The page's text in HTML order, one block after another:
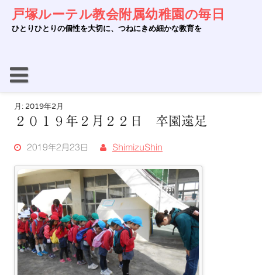
content
戸塚ルーテル教会附属幼稚園の毎日
ひとりひとりの個性を大切に、つねにきめ細かな教育を
月: 2019年2月
２０１９年２月２２日 卒園遠足
2019年2月23日 ShimizuShin